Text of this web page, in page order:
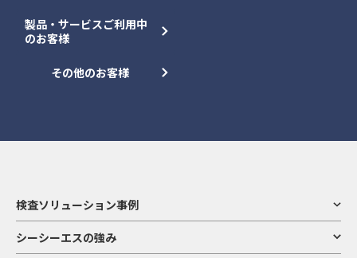
製品・サービスご利用中
のお客様
その他のお客様
検査ソリューション事例
シーシーエスの強み